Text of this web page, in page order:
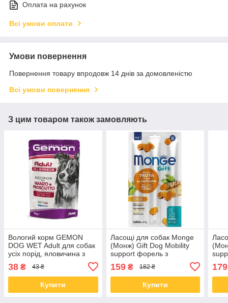
Оплата на рахунок
Всі умови оплати
Умови повернення
Повернення товару впродовж 14 днів за домовленістю
Всі умови повернення
З цим товаром також замовляють
Вологий корм GEMON
DOG WET Adult для собак
усіх порід, яловичина з
шинкою 100 гр від 24 шт.
38 ₴ 43 ₴
Купити
Ласощі для собак Monge
(Монж) Gift Dog Mobility
support форель з
159₴ 182 ₴
Купити
179